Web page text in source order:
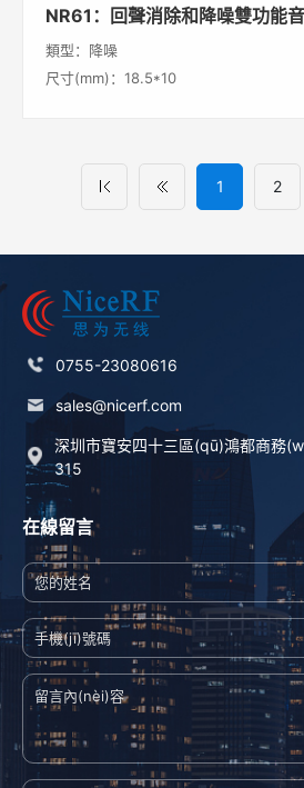
NR61：回聲消除和降噪雙功能
類型：降噪
尺寸(mm)：18.5*10
1 2
0755-23080616
sales@nicerf.com
深圳市寶安四十三區(qū)鴻都商務
315
在線留言